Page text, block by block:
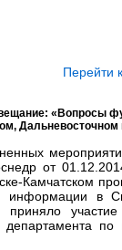
Перейти
«Вопросы
от
Камчатском
информации в
приняло
департамента